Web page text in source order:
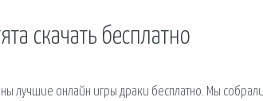
скачать бесплатно
лучшие онлайн игры драки бесплатно. Мы